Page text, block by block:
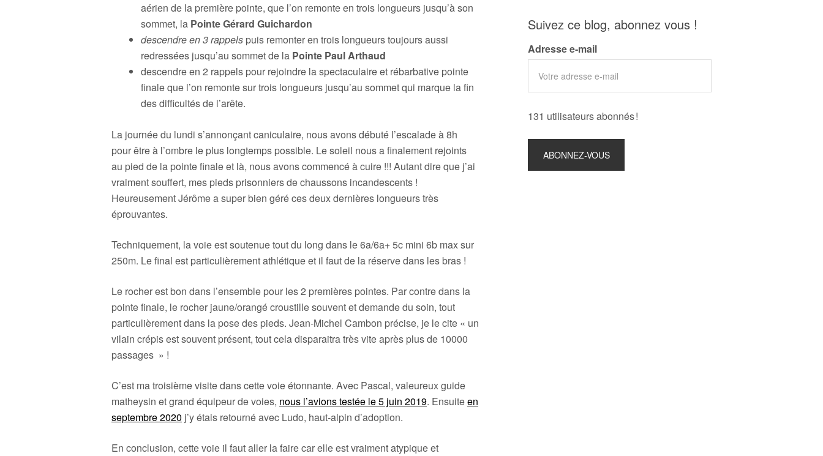
aérien de la première pointe, que l’on remonte en trois longueurs jusqu’à son
sommet, la Pointe Gérard Guichardon
descendre en 3 rappels puis remonter en trois longueurs toujours aussi
redressées jusqu’au sommet de la Pointe Paul Arthaud
descendre en 2 rappels pour rejoindre la spectaculaire et rébarbative pointe
finale que l’on remonte sur trois longueurs jusqu’au sommet qui marque la fin
des difficultés de l’arête.
La journée du lundi s’annonçant caniculaire, nous avons débuté l’escalade à 8h
pour être à l’ombre le plus longtemps possible. Le soleil nous a finalement rejoints
au pied de la pointe finale et là, nous avons commencé à cuire !!! Autant dire que j’ai
vraiment souffert, mes pieds prisonniers de chaussons incandescents !
Heureusement Jérôme a super bien géré ces deux dernières longueurs très
éprouvantes.
Techniquement, la voie est soutenue tout du long dans le 6a/6a+ 5c mini 6b max sur
250m. Le final est particulièrement athlétique et il faut de la réserve dans les bras !
Le rocher est bon dans l’ensemble pour les 2 premières pointes. Par contre dans la
pointe finale, le rocher jaune/orangé croustille souvent et demande du soin, tout
particulièrement dans la pose des pieds. Jean-Michel Cambon précise, je le cite « un
vilain crépis est souvent présent, tout cela disparaitra très vite après plus de 10000
passages » !
C’est ma troisième visite dans cette voie étonnante. Avec Pascal, valeureux guide
matheysin et grand équipeur de voies, nous l’avions testée le 5 juin 2019. Ensuiteen
septembre 2020 j’y étais retourné avec Ludo, haut-alpin d’adoption.
En conclusion, cette voie il faut aller la faire car elle est vraiment atypique et
Suivez ce blog, abonnez vous !
Adresse e-mail
131 utilisateurs abonnés !